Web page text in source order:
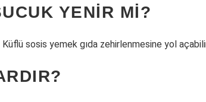
YENIR MI?
Küflü sosis yemek gıda zehirlenmesine yol